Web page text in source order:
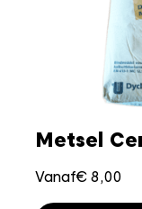
Metsel
Vanaf€ 8,00